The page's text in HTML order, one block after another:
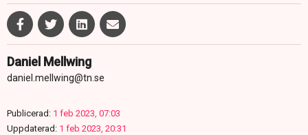
Daniel Mellwing
daniel.mellwing@tn.se
Publicerad: 1 feb 2023, 07:03
Uppdaterad: 1 feb 2023, 20:31